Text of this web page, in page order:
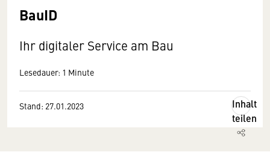
BauID
Ihr digitaler Service am Bau
Lesedauer: 1 Minute
Stand: 27.01.2023
Inhalt
teilen